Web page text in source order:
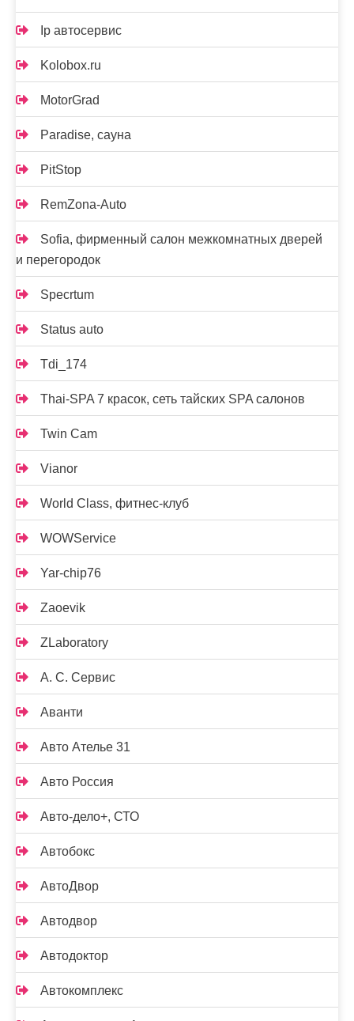
Ip автосервис
Kolobox.ru
MotorGrad
Paradise, сауна
PitStop
RemZona-Auto
Sofia, фирменный салон межкомнатных дверей
и перегородок
Specrtum
Status auto
Tdi_174
Thai-SPA 7 красок, сеть тайских SPA салонов
Twin Cam
Vianor
World Class, фитнес-клуб
WOWService
Yar-chip76
Zaoevik
ZLaboratory
А. С. Сервис
Аванти
Авто Ателье 31
Авто Россия
Авто-дело+, СТО
Автобокс
АвтоДвор
Автодвор
Автодоктор
Автокомплекс